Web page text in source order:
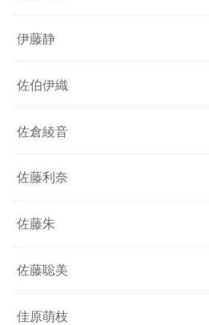
伊藤静
佐伯伊織
佐倉綾音
佐藤利奈
佐藤朱
佐藤聡美
佳原萌枝